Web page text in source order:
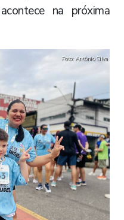
na próxima
Foto: Antônio Silva